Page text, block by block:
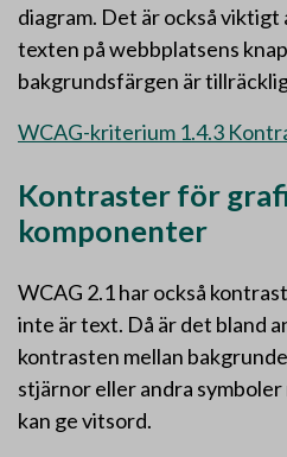
diagram. Det är också
texten på webbplatsens
bakgrundsfärgen är
WCAG-kriterium 1.4.3
Kontraster för
komponenter
WCAG 2.1 har också
inte är text. Då är det bland
kontrasten mellan
stjärnor eller andra
kan ge vitsord.